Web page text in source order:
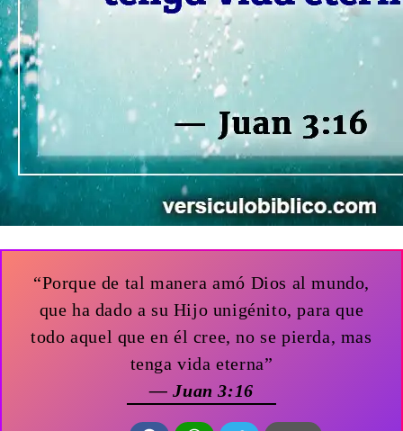
“Porque de tal manera amó Dios al mundo,
que ha dado a su Hijo unigénito, para que
todo aquel que en él cree, no se pierda, mas
tenga vida eterna”
— Juan 3:16